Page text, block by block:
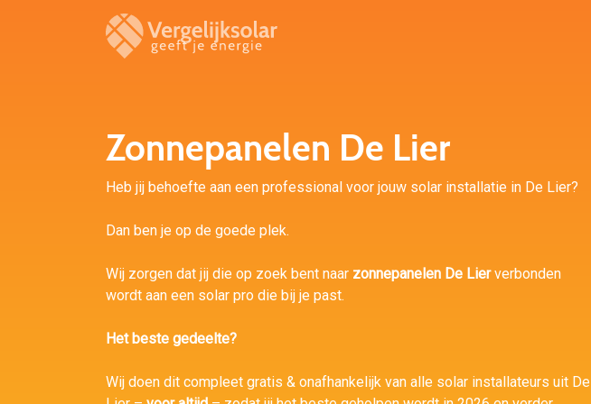
Zonnepanelen De Lier
Heb jij behoefte aan een professional voor jouw solar installatie in De Lier?
Dan ben je op de goede plek.
Wij zorgen dat jij die op zoek bent naar zonnepanelen De Lierverbonden
wordt aan een solar pro die bij je past.
Het beste gedeelte?
Wij doen dit compleet gratis & onafhankelijk van alle solar installateurs uit De